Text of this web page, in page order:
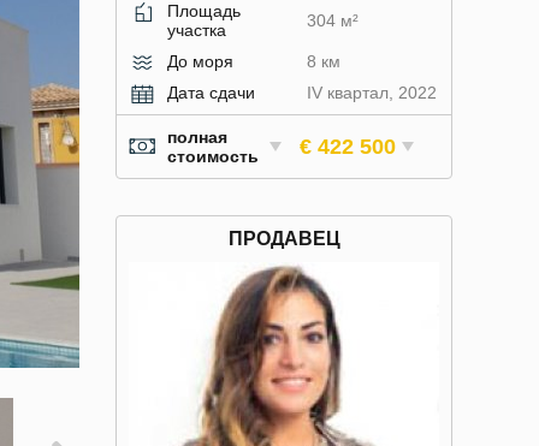
Площадь
участка
304 м²
До моря
8 км
Дата сдачи
IV квартал, 2022
полная
стоимость
€ 422 500
ПРОДАВЕЦ